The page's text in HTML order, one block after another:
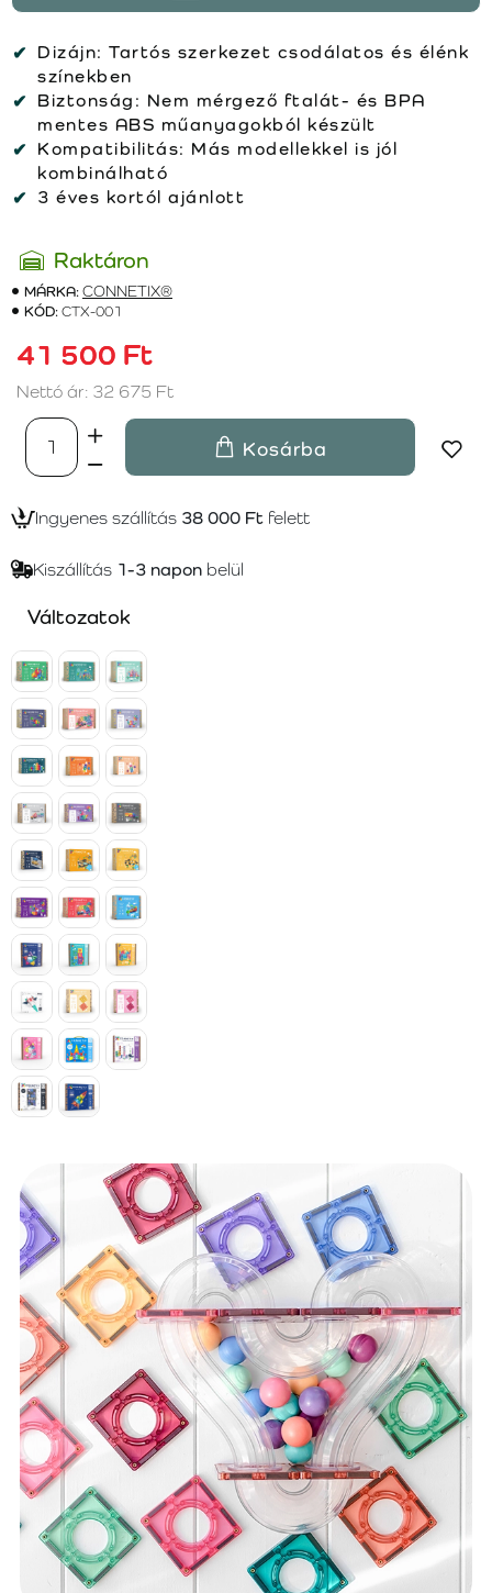
Dizájn: Tartós szerkezet csodálatos és élénk
színekben
Biztonság: Nem mérgező ftalát- és BPA
mentes ABS műanyagokból készült
Kompatibilitás: Más modellekkel is jól
kombinálható
3 éves kortól ajánlott
Raktáron
MÁRKA:CONNETIX®
KÓD:CTX-001
41 500 Ft
Nettó ár: 32 675 Ft
Kosárba
Ingyenes szállítás 38 000 Ft felett
Kiszállítás 1-3 napon belül
Változatok